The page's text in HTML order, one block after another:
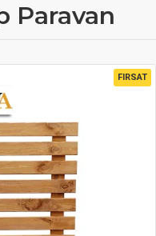
Paravan
FIRSAT